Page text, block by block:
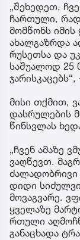
„შეხედეთ,
ჩართული,
მომწონს იმის
ახალგაზრდა
რუსეთსა და
საშუალოდ 25
მისი თქმით,
დასრულების
წინსვლას
„ჩვენ ამაზე
ვაღწევთ.
ძალადობრივი
დიდი
მოვაგვარე.
ყველაზე
რთული
განაცხადა